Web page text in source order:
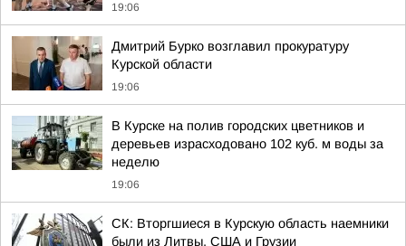
19:06
Дмитрий Бурко возглавил прокуратуру
Курской области
19:06
В Курске на полив городских цветников и
деревьев израсходовано 102 куб. м воды за
неделю
19:06
СК: Вторгшиеся в Курскую область наемники
были из Литвы, США и Грузии